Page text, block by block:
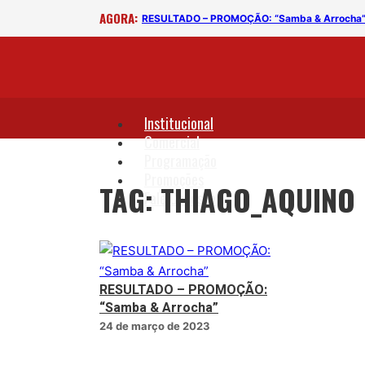
AGORA: RESULTADO – PROMOÇÃO: “Samba & Arrocha”
Institucional
Comercial
Fale Conosco
TAG: THIAGO_AQUINO
RESULTADO – PROMOÇÃO:
“Samba & Arrocha”
24 de março de 2023